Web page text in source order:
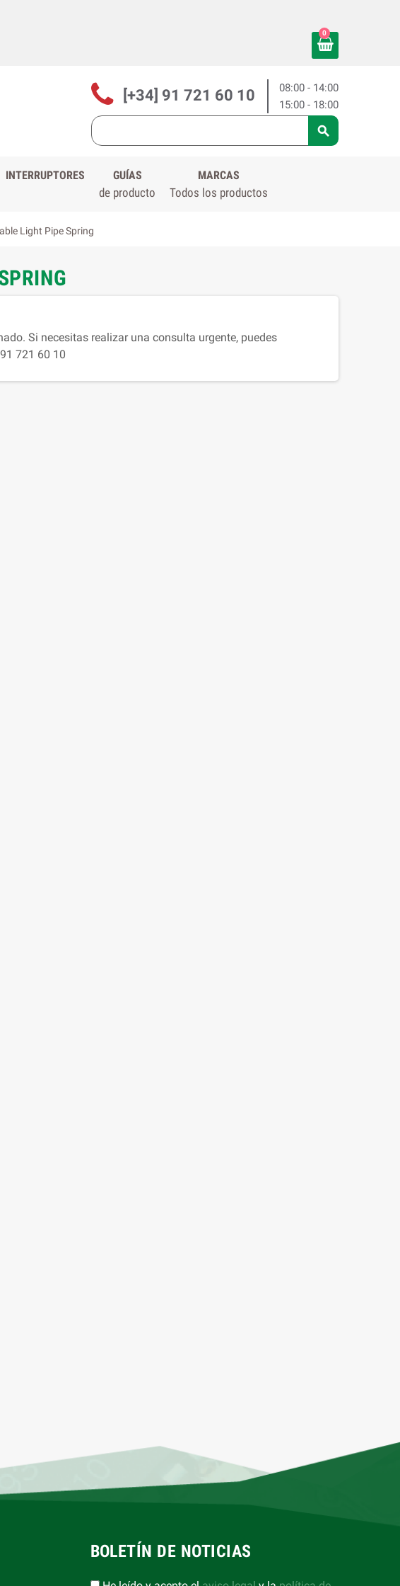
0
08:00 - 14:00
15:00 - 18:00
[+34] 91 721 60 10

INTERRUPTORES GUÍAS
de producto
MARCAS
Todos los productos
Light Pipe Spring
Si necesitas realizar una consulta urgente, puedes
721 60 10
BOLETÍN DE NOTICIAS